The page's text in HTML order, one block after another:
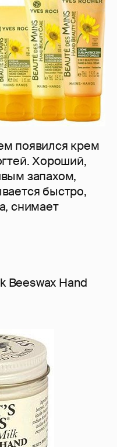
появился крем
Хороший,
запахом,
быстро,
снимает
Beeswax Hand